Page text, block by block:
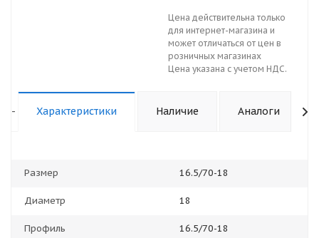
Цена действительна только
для интернет-магазина и
может отличаться от цен в
розничных магазинах
Цена указана с учетом НДС.
- Характеристики Наличие Аналоги
Размер 16.5/70-18
Диаметр 18
Профиль 16.5/70-18